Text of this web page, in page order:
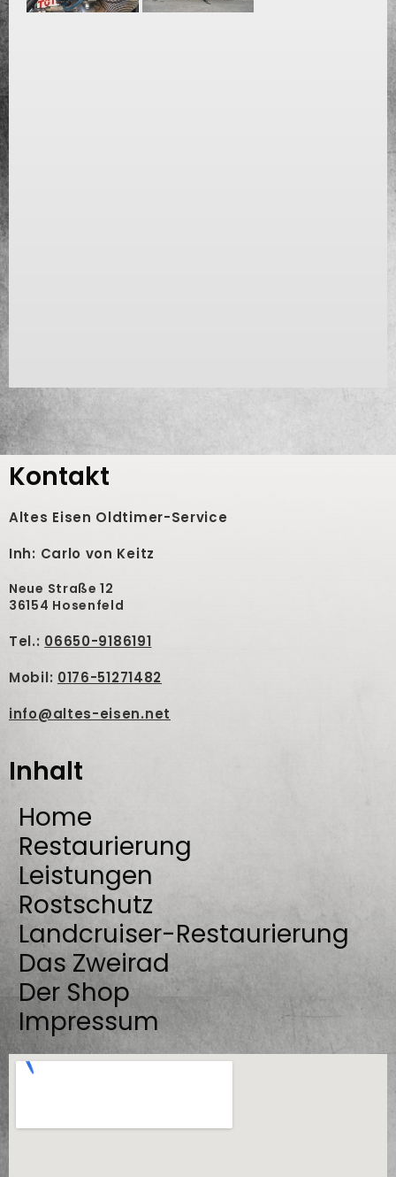
Kontakt
Altes Eisen Oldtimer-Service
Inh: Carlo von Keitz
Neue Straße 12
36154 Hosenfeld
Tel.: 06650-9186191
Mobil: 0176-51271482
info@altes-eisen.net
Inhalt
Home
Restaurierung
Leistungen
Rostschutz
Landcruiser-Restaurierung
Das Zweirad
Der Shop
Impressum